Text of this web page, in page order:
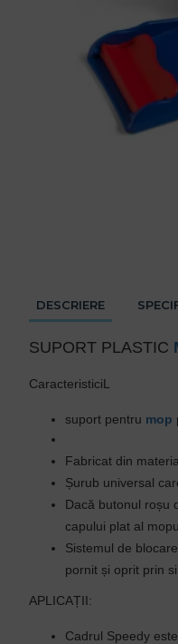
DESCRIERE
SUPORT PLASTIC
CaracteristiciL
suport pentru mop
Fabricat din
Șurub universal
Dacă butonul roșu
capului plat al
Sistemul de
pornit și oprit prin
APLICAȚII:
Cadrul Speedy